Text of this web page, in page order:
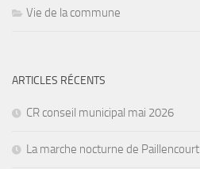
Vie de la commune
ARTICLES RÉCENTS
CR conseil municipal mai 2026
La marche nocturne de Paillencourt